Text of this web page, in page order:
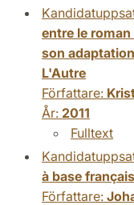
entre le
son
L'Autre
Författare:
År: 2011
Fulltext
à base
Författare: